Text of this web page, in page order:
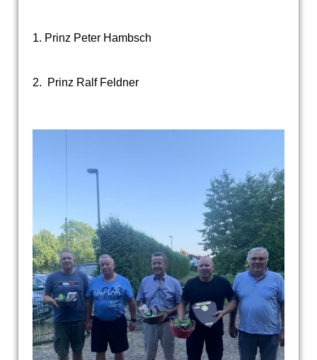
1. Prinz Peter Hambsch
2. Prinz Ralf Feldner